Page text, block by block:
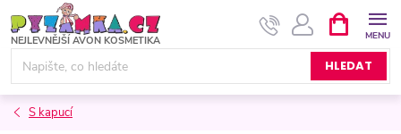
na
obsah
HLEDAT
NÁKUPNÍ
KOŠÍK
S kapucí